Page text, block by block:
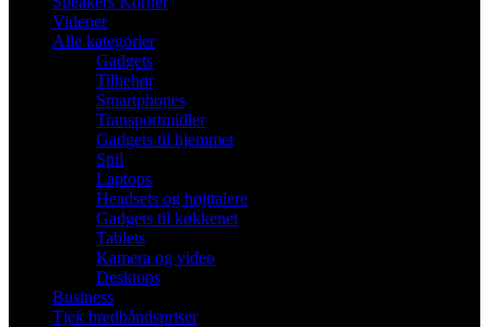
Videoer
Alle kategorier
Gadgets
Tilbehør
Smartphones
Transportmidler
Gadgets til hjemmet
Spil
Laptops
Headsets og højttalere
Gadgets til køkkenet
Tablets
Kamera og video
Desktops
Business
Tjek bredbåndspriser